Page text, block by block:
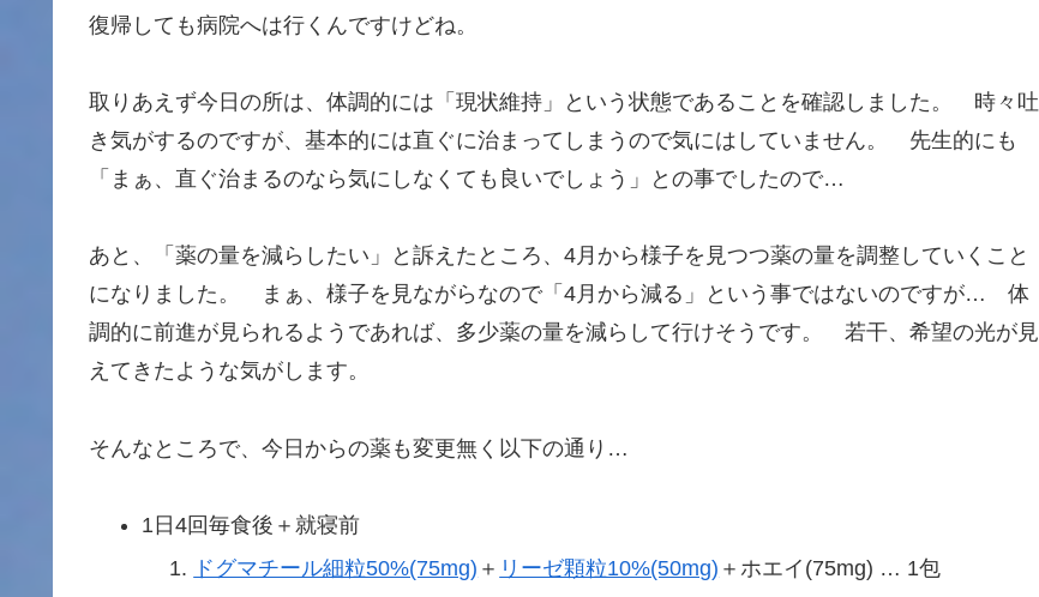
復帰しても病院へは行くんですけどね。
取りあえず今日の所は、体調的には「現状維持」という状態であることを確認しました。 時々吐
き気がするのですが、基本的には直ぐに治まってしまうので気にはしていません。 先生的にも
「まぁ、直ぐ治まるのなら気にしなくても良いでしょう」との事でしたので…
あと、「薬の量を減らしたい」と訴えたところ、4月から様子を見つつ薬の量を調整していくこと
になりました。 まぁ、様子を見ながらなので「4月から減る」という事ではないのですが… 体
調的に前進が見られるようであれば、多少薬の量を減らして行けそうです。 若干、希望の光が見
えてきたような気がします。
そんなところで、今日からの薬も変更無く以下の通り…
1日4回毎食後＋就寝前
ドグマチール細粒50%(75mg) ＋ リーゼ顆粒10%(50mg) ＋ホエイ(75mg) … 1包